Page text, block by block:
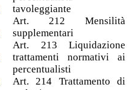
tavoleggiante
Art. 212 Mensilità
supplementari
Art. 213 Liquidazione
trattamenti normativi ai
percentualisti
Art. 214 Trattamento di